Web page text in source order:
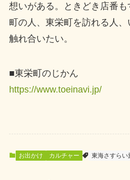
想いがある。ときどき店番
町の人、東栄町を訪れる人
触れ合いたい。
■東栄町のじかん
https://www.toeinavi.jp/
お出かけ カルチャー 東海さすらい